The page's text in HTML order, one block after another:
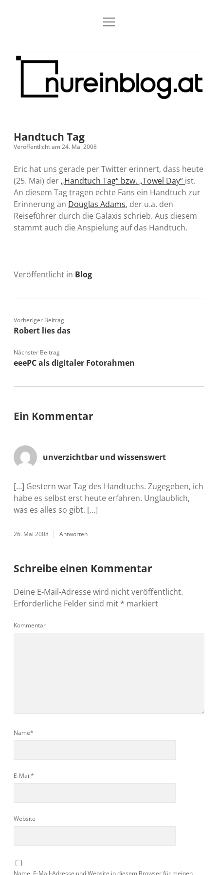
Blog
Archiv
Kontakt
Grundsätze Dropdown-
Kreativitätserklärung
Barrierefreiheit
Meine Fediverse Regeln
barcamper.at – Die österreichische Barcamp Liste
Alleinr – Der Ruheraum im Web (externer Link)
S9y InfoCamp – Der Serendpity Podcast (externer
Link)
Datenschutz
Microblog
rss email-
form
mastodon
Menü
Nur
Blog
Handtuch Tag
Veröffentlicht am 24. Mai 2008
Eric hat uns gerade per Twitter erinnert, dass heute
(25. Mai) der „Handtuch Tag“ bzw. „Towel Day“ ist.
An diesem Tag tragen echte Fans ein Handtuch zur
Erinnerung an Douglas Adams, der u.a. den
Reiseführer durch die Galaxis schrieb. Aus diesem
stammt auch die Anspielung auf das Handtuch.
Veröffentlicht in Blog
Vorheriger Beitrag
Robert lies das
Nächster Beitrag
eeePC als digitaler Fotorahmen
Ein Kommentar
unverzichtbar und wissenswert
[…] Gestern war Tag des Handtuchs. Zugegeben, ich
habe es selbst erst heute erfahren. Unglaublich,
was es alles so gibt. […]
26. Mai 2008 Antworten
Schreibe einen Kommentar
Deine E-Mail-Adresse wird nicht veröffentlicht.
Erforderliche Felder sind mit * markiert
Kommentar
Name*
E-Mail*
Website
Name, E-Mail-Adresse und Website in diesem Browser für meinen